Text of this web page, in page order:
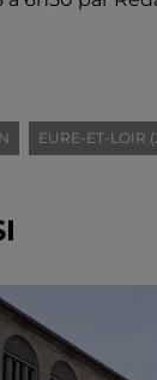
EURE-ET-LOIR